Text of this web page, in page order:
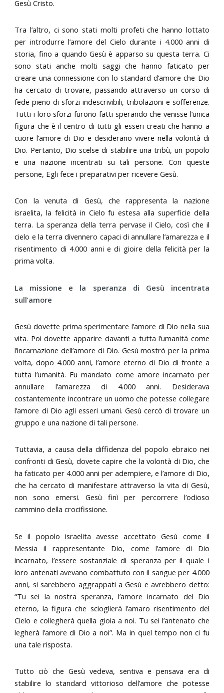
Gesù Cristo.
Tra l’altro, ci sono stati molti profeti che hanno lottato
per introdurre l’amore del Cielo durante i 4.000 anni di
storia, fino a quando Gesù è apparso su questa terra. Ci
sono stati anche molti saggi che hanno faticato per
creare una connessione con lo standard d’amore che Dio
ha cercato di trovare, passando attraverso un corso di
fede pieno di sforzi indescrivibili, tribolazioni e sofferenze.
Tutti i loro sforzi furono fatti sperando che venisse l’unica
figura che è il centro di tutti gli esseri creati che hanno a
cuore l’amore di Dio e desiderano vivere nella volontà di
Dio. Pertanto, Dio scelse di stabilire una tribù, un popolo
e una nazione incentrati su tali persone. Con queste
persone, Egli fece i preparativi per ricevere Gesù.
Con la venuta di Gesù, che rappresenta la nazione
israelita, la felicità in Cielo fu estesa alla superficie della
terra. La speranza della terra pervase il Cielo, così che il
cielo e la terra divennero capaci di annullare l’amarezza e il
risentimento di 4.000 anni e di gioire della felicità per la
prima volta.
La missione e la speranza di Gesù incentrata
sull’amore
Gesù dovette prima sperimentare l’amore di Dio nella sua
vita. Poi dovette apparire davanti a tutta l’umanità come
l’incarnazione dell’amore di Dio. Gesù mostrò per la prima
volta, dopo 4.000 anni, l’amore eterno di Dio di fronte a
tutta l’umanità. Fu mandato come amore incarnato per
annullare l’amarezza di 4.000 anni. Desiderava
costantemente incontrare un uomo che potesse collegare
l’amore di Dio agli esseri umani. Gesù cercò di trovare un
gruppo e una nazione di tali persone.
Tuttavia, a causa della diffidenza del popolo ebraico nei
confronti di Gesù, dovete capire che la volontà di Dio, che
ha faticato per 4.000 anni per adempiere, e l’amore di Dio,
che ha cercato di manifestare attraverso la vita di Gesù,
non sono emersi. Gesù finì per percorrere l’odioso
cammino della crocifissione.
Se il popolo israelita avesse accettato Gesù come il
Messia il rappresentante Dio, come l’amore di Dio
incarnato, l’essere sostanziale di speranza per il quale i
loro antenati avevano combattuto con il sangue per 4.000
anni, si sarebbero aggrappati a Gesù e avrebbero detto:
“Tu sei la nostra speranza, l’amore incarnato del Dio
eterno, la figura che scioglierà l’amaro risentimento del
Cielo e collegherà quella gioia a noi. Tu sei l’antenato che
legherà l’amore di Dio a noi”. Ma in quel tempo non ci fu
una tale risposta.
Tutto ciò che Gesù vedeva, sentiva e pensava era di
stabilire lo standard vittorioso dell’amore che potesse